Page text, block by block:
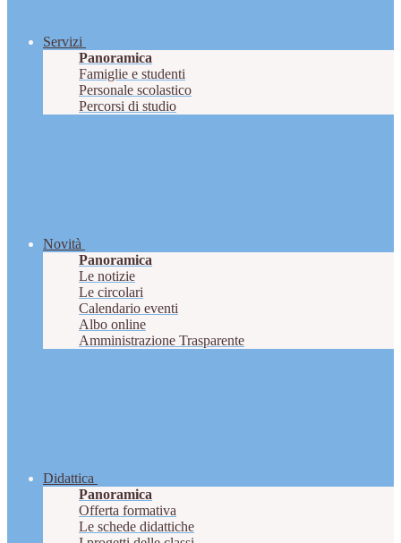
Servizi
Panoramica
Famiglie e studenti
Personale scolastico
Percorsi di studio
Novità
Panoramica
Le notizie
Le circolari
Calendario eventi
Albo online
Amministrazione Trasparente
Didattica
Panoramica
Offerta formativa
Le schede didattiche